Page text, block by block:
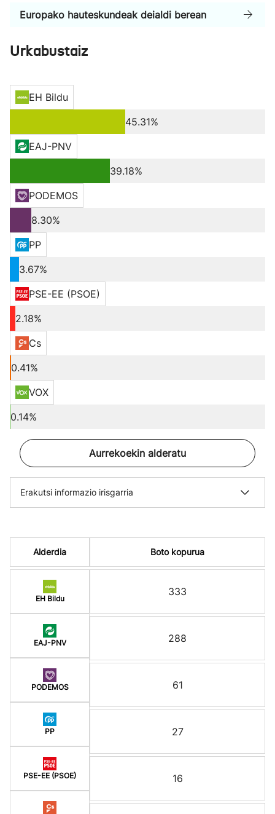
Europako hauteskundeak deialdi berean
Urkabustaiz
EH Bildu
45.31%
EAJ-PNV
39.18%
PODEMOS
8.30%
PP
3.67%
PSE-EE (PSOE)
2.18%
Cs
0.41%
VOX
0.14%
Aurrekoekin alderatu
Erakutsi informazio irisgarria
Alderdia
EH Bildu
EAJ-PNV
PODEMOS
PP
PSE-EE (PSOE)
Boto kopurua
333
288
61
27
16